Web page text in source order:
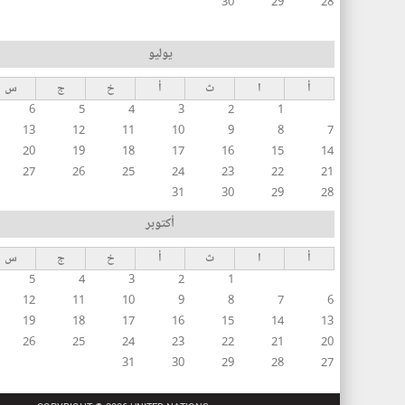
يوليو
أ ا ث أ خ ج
س
1
2
3
4
5
6
7
8
9
10
11
12
13
14
15
16
17
18
19
20
21
22
23
24
25
26
27
28
29
30
31
أكتوبر
أ ا ث أ خ ج
س
1
2
3
4
5
6
7
8
9
10
11
12
13
14
15
16
17
18
19
20
21
22
23
24
25
26
27
28
29
30
31